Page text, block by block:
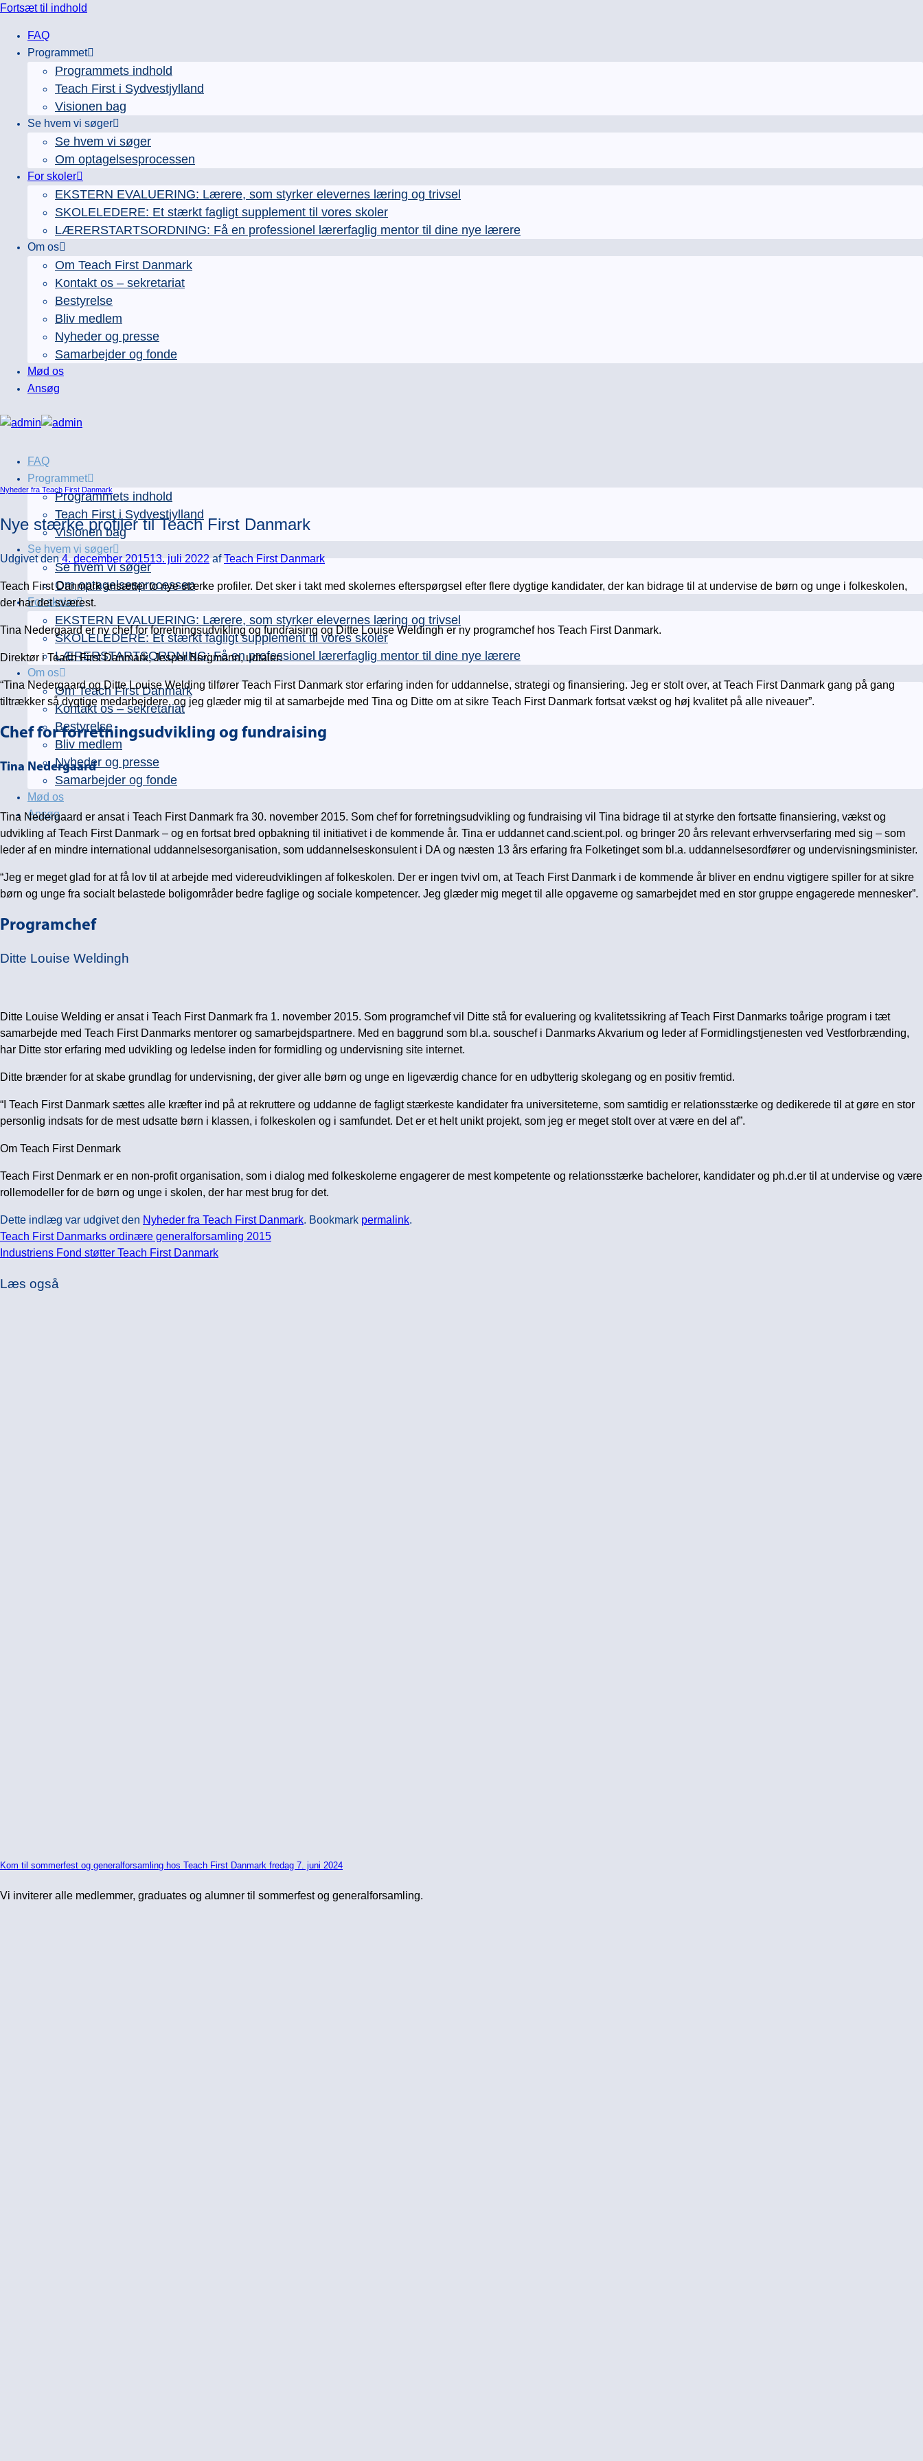
Fortsæt til indhold
FAQ
Programmet
Programmets indhold
Teach First i Sydvestjylland
Visionen bag
Se hvem vi søger
Se hvem vi søger
Om optagelsesprocessen
For skoler
EKSTERN EVALUERING: Lærere, som styrker elevernes læring og trivsel
SKOLELEDERE: Et stærkt fagligt supplement til vores skoler
LÆRERSTARTSORDNING: Få en professionel lærerfaglig mentor til dine nye lærere
Om os
Om Teach First Danmark
Kontakt os – sekretariat
Bestyrelse
Bliv medlem
Nyheder og presse
Samarbejder og fonde
Mød os
Ansøg
FAQ
Programmet
Programmets indhold
Teach First i Sydvestjylland
Visionen bag
Se hvem vi søger
Se hvem vi søger
Om optagelsesprocessen
For skoler
EKSTERN EVALUERING: Lærere, som styrker elevernes læring og trivsel
SKOLELEDERE: Et stærkt fagligt supplement til vores skoler
LÆRERSTARTSORDNING: Få en professionel lærerfaglig mentor til dine nye lærere
Om os
Om Teach First Danmark
Kontakt os – sekretariat
Bestyrelse
Bliv medlem
Nyheder og presse
Samarbejder og fonde
Mød os
Ansøg
Nyheder fra Teach First Danmark
Nye stærke profiler til Teach First Danmark
Udgivet den4. december 201513. juli 2022 afTeach First Danmark
Teach First Danmark ansætter to nye stærke profiler. Det sker i takt med skolernes efterspørgsel efter flere dygtige kandidater, der kan bidrage til at undervise de børn og unge i folkeskolen,
der har det sværest.
Tina Nedergaard er ny chef for forretningsudvikling og fundraising og Ditte Louise Weldingh er ny programchef hos Teach First Danmark.
Direktør i Teach First Danmark, Jesper Bergmann, udtaler:
“Tina Nedergaard og Ditte Louise Welding tilfører Teach First Danmark stor erfaring inden for uddannelse, strategi og finansiering. Jeg er stolt over, at Teach First Danmark gang på gang
tiltrækker så dygtige medarbejdere, og jeg glæder mig til at samarbejde med Tina og Ditte om at sikre Teach First Danmark fortsat vækst og høj kvalitet på alle niveauer”.
Chef for forretningsudvikling og fundraising
Tina Nedergaard
Tina Nedergaard er ansat i Teach First Danmark fra 30. november 2015. Som chef for forretningsudvikling og fundraising vil Tina bidrage til at styrke den fortsatte finansiering, vækst og
udvikling af Teach First Danmark – og en fortsat bred opbakning til initiativet i de kommende år. Tina er uddannet cand.scient.pol. og bringer 20 års relevant erhvervserfaring med sig – som
leder af en mindre international uddannelsesorganisation, som uddannelseskonsulent i DA og næsten 13 års erfaring fra Folketinget som bl.a. uddannelsesordfører og undervisningsminister.
“Jeg er meget glad for at få lov til at arbejde med videreudviklingen af folkeskolen. Der er ingen tvivl om, at Teach First Danmark i de kommende år bliver en endnu vigtigere spiller for at sikre
børn og unge fra socialt belastede boligområder bedre faglige og sociale kompetencer. Jeg glæder mig meget til alle opgaverne og samarbejdet med en stor gruppe engagerede mennesker”.
Programchef
Ditte Louise Weldingh
Ditte Louise Welding er ansat i Teach First Danmark fra 1. november 2015. Som programchef vil Ditte stå for evaluering og kvalitetssikring af Teach First Danmarks toårige program i tæt
samarbejde med Teach First Danmarks mentorer og samarbejdspartnere. Med en baggrund som bl.a. souschef i Danmarks Akvarium og leder af Formidlingstjenesten ved Vestforbrænding,
har Ditte stor erfaring med udvikling og ledelse inden for formidling og undervisning site internet.
Ditte brænder for at skabe grundlag for undervisning, der giver alle børn og unge en ligeværdig chance for en udbytterig skolegang og en positiv fremtid.
“I Teach First Danmark sættes alle kræfter ind på at rekruttere og uddanne de fagligt stærkeste kandidater fra universiteterne, som samtidig er relationsstærke og dedikerede til at gøre en stor
personlig indsats for de mest udsatte børn i klassen, i folkeskolen og i samfundet. Det er et helt unikt projekt, som jeg er meget stolt over at være en del af”.
Om Teach First Denmark
Teach First Denmark er en non-profit organisation, som i dialog med folkeskolerne engagerer de mest kompetente og relationsstærke bachelorer, kandidater og ph.d.er til at undervise og være
rollemodeller for de børn og unge i skolen, der har mest brug for det.
Dette indlæg var udgivet den Nyheder fra Teach First Danmark. Bookmark permalink.
Teach First Danmarks ordinære generalforsamling 2015
Industriens Fond støtter Teach First Danmark
Læs også
Kom til sommerfest og generalforsamling hos Teach First Danmark fredag 7. juni 2024
Vi inviterer alle medlemmer, graduates og alumner til sommerfest og generalforsamling.